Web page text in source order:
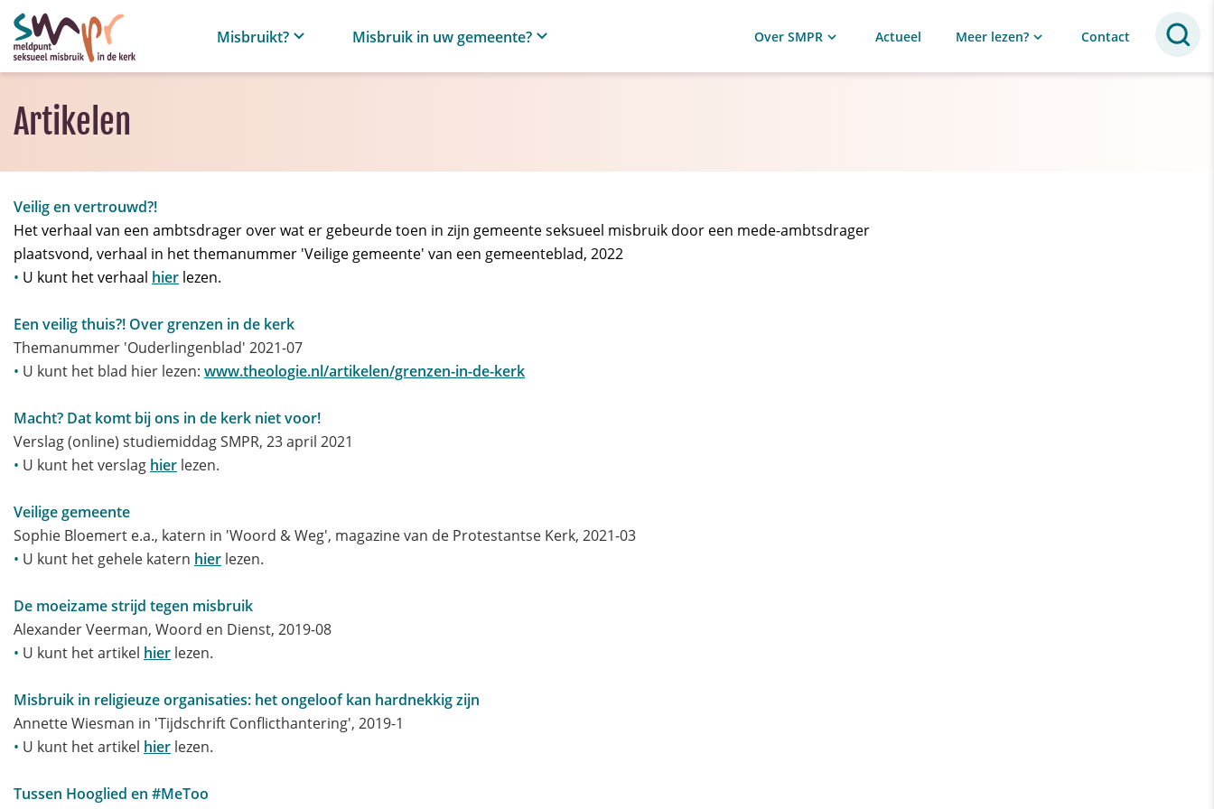
Misbruikt? Misbruik in uw gemeente? Over SMPR Actueel Meer lezen? Contact
Artikelen
Veilig en vertrouwd?!
Het verhaal van een ambtsdrager over wat er gebeurde toen in zijn gemeente seksueel misbruik door een mede-ambtsdrager
plaatsvond, verhaal in het themanummer 'Veilige gemeente' van een gemeenteblad, 2022
• U kunt het verhaal hier lezen.
Een veilig thuis?! Over grenzen in de kerk
Themanummer 'Ouderlingenblad' 2021-07
• U kunt het blad hier lezen: www.theologie.nl/artikelen/grenzen-in-de-kerk
Macht? Dat komt bij ons in de kerk niet voor!
Verslag (online) studiemiddag SMPR, 23 april 2021
• U kunt het verslag hier lezen.
Veilige gemeente
Sophie Bloemert e.a., katern in 'Woord & Weg', magazine van de Protestantse Kerk, 2021-03
• U kunt het gehele katern hier lezen.
De moeizame strijd tegen misbruik
Alexander Veerman, Woord en Dienst, 2019-08
• U kunt het artikel hier lezen.
Misbruik in religieuze organisaties: het ongeloof kan hardnekkig zijn
Annette Wiesman in 'Tijdschrift Conflicthantering', 2019-1
• U kunt het artikel hier lezen.
Tussen Hooglied en #MeToo